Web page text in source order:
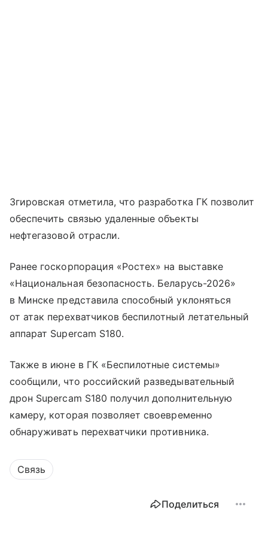
Згировская отметила, что разработка ГК позволит
обеспечить связью удаленные объекты
нефтегазовой отрасли.
Ранее госкорпорация «Ростех» на выставке
«Национальная безопасность. Беларусь-2026»
в Минске представила способный уклоняться
от атак перехватчиков беспилотный летательный
аппарат Supercam S180.
Также в июне в ГК «Беспилотные системы»
сообщили, что российский разведывательный
дрон Supercam S180 получил дополнительную
камеру, которая позволяет своевременно
обнаруживать перехватчики противника.
Связь
Поделиться